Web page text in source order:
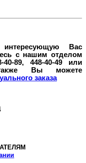
Вас
с нашим отделом
89, 448-40-49 или
Вы можете
заказа